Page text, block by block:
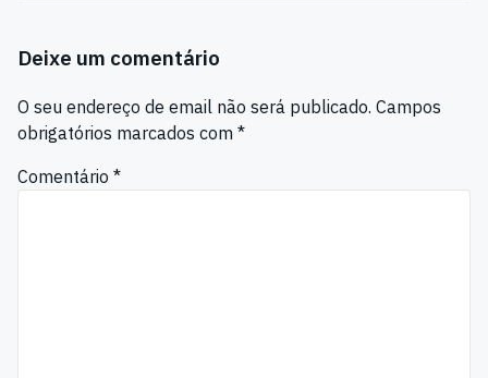
Deixe um comentário
O seu endereço de email não será publicado. Campos
obrigatórios marcados com *
Comentário *